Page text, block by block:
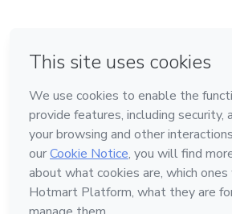
Feito com ❤ na Cidade do México
Conheça a Hotmart
Idioma
Português